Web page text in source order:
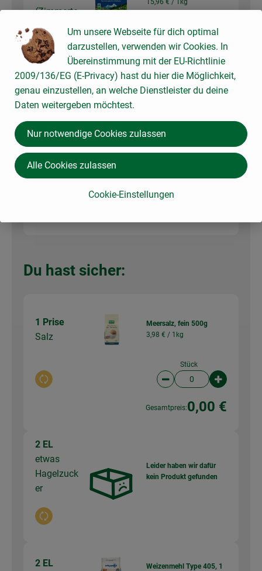
(Zimmerte
mperatur)
Auswahl ändern
15,96 € / 1kg
Stück
Artikelanzahl
Gesamtpreis: 3,99 €
3,39 € /
Du hast sicher:
1 Prise
Salz
Auswahl ändern
Meersalz, fein 500g
3,98 € / 1kg
Stück
Artikelanzahl
Gesamtpreis:0,00 €
2 EL
etwas
Hagelzuck
er
Auswahl ändern
Leider haben wir dafür
kein Produkt gefunden
2 EL
Weizenmehl Type 405, 1
Um unsere Webseite für dich optimal
darzustellen, verwenden wir Cookies. In
Übereinstimmung mit der EU-Richtlinie
2009/136/EG (E-Privacy) hast du hier die Möglichkeit,
genau einzustellen, an welche Dienstleister du deine
Daten weitergeben möchtest.
Cookie-Einstellungen
Nur notwendige Cookies zulassen
Alle Cookies zulassen